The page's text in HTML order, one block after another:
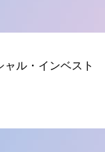
ャル・インベスト